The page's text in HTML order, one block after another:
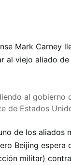
Mark Carney
al viejo aliado
al gobierno
de Estados
de los aliados
Beijing espera
militar)